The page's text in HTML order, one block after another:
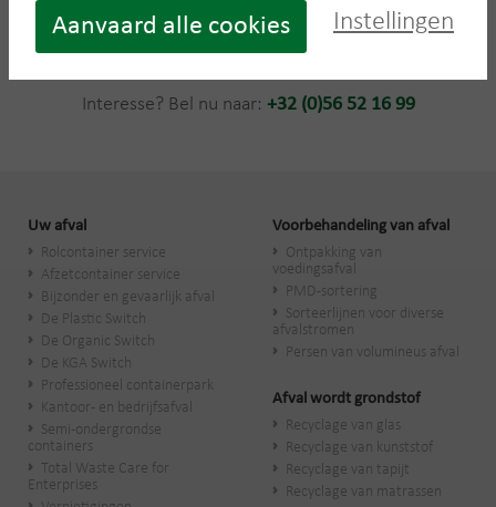
Bestel nu een SlimBin
Interesse? Bel nu naar: +32 (0)56 52 16 99
Uw afval
Rolcontainer service
Afzetcontainer service
Bijzonder en gevaarlijk afval
De Plastic Switch
De Organic Switch
De KGA Switch
Professioneel containerpark
Kantoor- en bedrijfsafval
Semi-ondergrondse
containers
Total Waste Care for
Enterprises
Voorbehandeling van afval
Ontpakking van
voedingsafval
PMD-sortering
Sorteerlijnen voor diverse
afvalstromen
Persen van volumineus afval
Afval wordt grondstof
Recyclage van glas
Recyclage van kunststof
Recyclage van tapijt
Recyclage van matrassen
Aanvaard alle cookies Instellingen